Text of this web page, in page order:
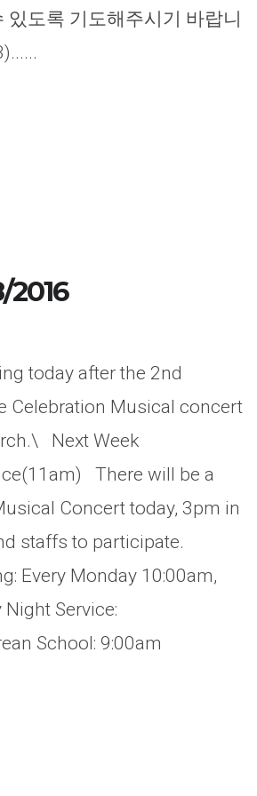
도록 기도해주시기 바랍니
2016
today after the 2nd
Celebration Musical concert
Next Week
There will be a
Concert today, 3pm in
staffs to participate.
Every Monday 10:00am,
Service:
School: 9:00am